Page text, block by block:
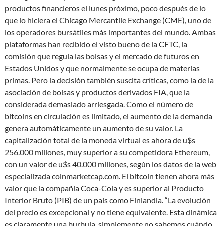
productos financieros el lunes próximo, poco después de lo
que lo hiciera el Chicago Mercantile Exchange (CME), uno de
los operadores bursátiles más importantes del mundo. Ambas
plataformas han recibido el visto bueno de la CFTC, la
comisión que regula las bolsas y el mercado de futuros en
Estados Unidos y que normalmente se ocupa de materias
primas. Pero la decisión también suscita críticas, como la de la
asociación de bolsas y productos derivados FIA, que la
considerada demasiado arriesgada. Como el número de
bitcoins en circulación es limitado, el aumento de la demanda
genera automáticamente un aumento de su valor. La
capitalización total de la moneda virtual es ahora de u$s
256.000 millones, muy superior a su competidora Ethereum,
con un valor de u$s 40.000 millones, según los datos de la web
especializada coinmarketcap.com. El bitcoin tienen ahora más
valor que la compañía Coca-Cola y es superior al Producto
Interior Bruto (PIB) de un país como Finlandia. “La evolución
del precio es excepcional y no tiene equivalente. Esta dinámica